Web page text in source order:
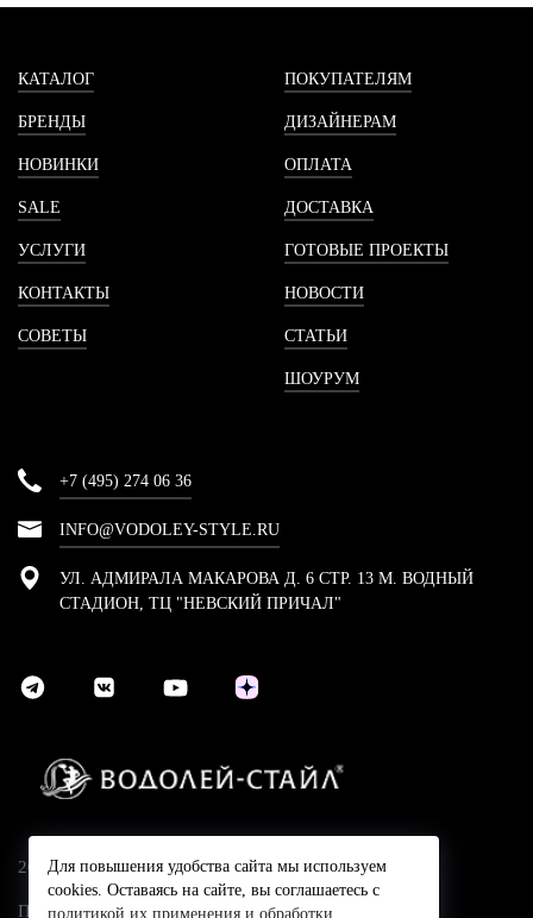
КАТАЛОГ
БРЕНДЫ
НОВИНКИ
SALE
УСЛУГИ
КОНТАКТЫ
СОВЕТЫ
ПОКУПАТЕЛЯМ
ДИЗАЙНЕРАМ
ОПЛАТА
ДОСТАВКА
ГОТОВЫЕ ПРОЕКТЫ
НОВОСТИ
СТАТЬИ
ШОУРУМ
+7 (495) 274 06 36
INFO@VODOLEY-STYLE.RU
УЛ. АДМИРАЛА МАКАРОВА Д. 6 СТР. 13 М. ВОДНЫЙ
СТАДИОН, ТЦ "НЕВСКИЙ ПРИЧАЛ"
2024 © Компания Водолей-Cтайл
Политика конфидециальности
Для повышения удобства сайта мы используем
cookies. Оставаясь на сайте, вы соглашаетесь с
политикой их применения и обработки